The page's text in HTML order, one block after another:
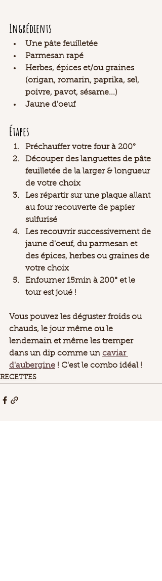
Ingrédients
Une pâte feuilletée
Parmesan rapé
Herbes, épices et/ou graines
(origan, romarin, paprika, sel,
poivre, pavot, sésame...)
Jaune d'oeuf
Étapes
Préchauffer votre four à 200°
Découper des languettes de pâte
feuilletée de la larger & longueur
de votre choix
Les répartir sur une plaque allant
au four recouverte de papier
sulfurisé
Les recouvrir successivement de
jaune d'oeuf, du parmesan et
des épices, herbes ou graines de
votre choix
Enfourner 15min à 200° et le
tour est joué !
Vous pouvez les déguster froids ou
chauds, le jour même ou le
lendemain et même les tremper
dans un dip comme un caviar
d'aubergine ! C'est le combo idéal !
RECETTES